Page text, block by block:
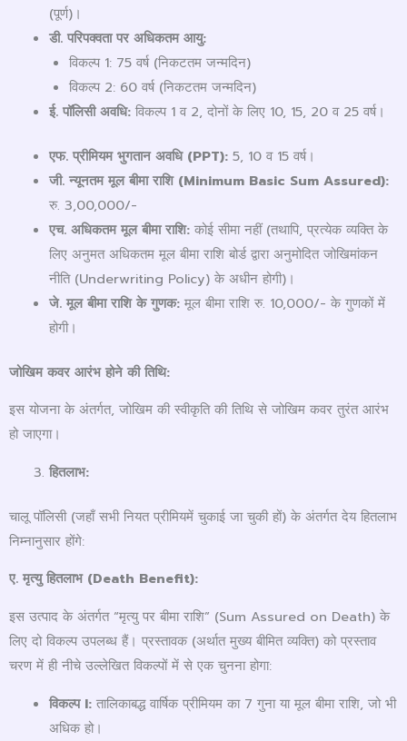
(पूर्ण)।
डी. परिपक्वता पर अधिकतम आयु:
विकल्प 1: 75 वर्ष (निकटतम जन्मदिन)
विकल्प 2: 60 वर्ष (निकटतम जन्मदिन)
ई. पॉलिसी अवधि:विकल्प 1 व 2, दोनों के लिए 10, 15, 20 व 25 वर्ष।
एफ. प्रीमियम भुगतान अवधि (PPT):5, 10 व 15 वर्ष।
जी. न्यूनतम मूल बीमा राशि (Minimum Basic Sum Assured):
रु. 3,00,000/-
एच. अधिकतम मूल बीमा राशि:कोई सीमा नहीं (तथापि, प्रत्येक व्यक्ति के
लिए अनुमत अधिकतम मूल बीमा राशि बोर्ड द्वारा अनुमोदित जोखिमांकन
नीति (Underwriting Policy) के अधीन होगी)।
जे. मूल बीमा राशि के गुणक:मूल बीमा राशि रु. 10,000/- के गुणकों में
होगी।
जोखिम कवर आरंभ होने की तिथि:
इस योजना के अंतर्गत, जोखिम की स्वीकृति की तिथि से जोखिम कवर तुरंत आरंभ
हो जाएगा।
हितलाभ:
चालू पॉलिसी (जहाँ सभी नियत प्रीमियमें चुकाई जा चुकी हों) के अंतर्गत देय हितलाभ
निम्नानुसार होंगे:
ए. मृत्यु हितलाभ (Death Benefit):
इस उत्पाद के अंतर्गत “मृत्यु पर बीमा राशि” (Sum Assured on Death) के
लिए दो विकल्प उपलब्ध हैं। प्रस्तावक (अर्थात मुख्य बीमित व्यक्ति) को प्रस्ताव
चरण में ही नीचे उल्लेखित विकल्पों में से एक चुनना होगा:
विकल्प I:तालिकाबद्ध वार्षिक प्रीमियम का 7 गुना या मूल बीमा राशि, जो भी
अधिक हो।